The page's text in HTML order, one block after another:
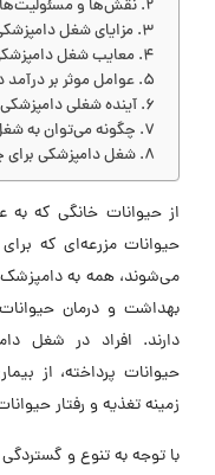
نقش‌ها و
مزایای شغل
معایب شغل
عوامل موثر بر درآمد
آینده شغلی
چگونه می‌توان به
شغل دامپزشکی
از حیوانات خانگی که
حیوانات مزرعه‌ای که
می‌شوند، همه به دامپزشک
بهداشت و درمان
دارند. افراد در شغل
حیوانات پرداخته، از
زمینه تغذیه و رفتار
با توجه به تنوع و